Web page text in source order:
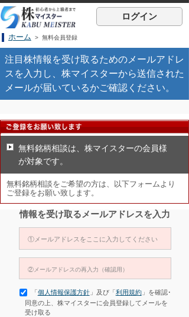
ログイン
ホーム > 無料会員登録
注目株情報を受け取るためのメールアドレ
スを入力し、株マイスターから送信された
メールが届いているかご確認ください。
無料銘柄相談は、株マイスターの会員様
が対象です。
無料銘柄相談をご希望の方は、以下フォームより
ご登録をお願い致します。
情報を受け取るメールアドレスを入力
「 個人情報保護方針」及び「 利用規約」を確認･
同意の上、株マイスターに会員登録してメールを
受け取る